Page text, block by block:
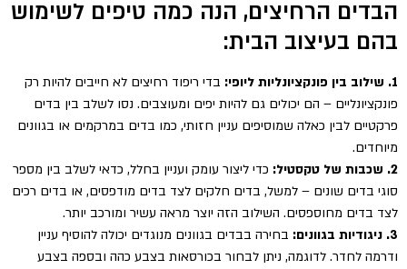
הבדים הרחיצים, הנה כמה טיפים לשימוש
בהם בעיצוב הבית:
1. שילוב בין פונקציונליות ליופי:
בדי ריפוד רחיצים לא חייבים להיות רק
פונקציונליים – הם יכולים גם להיות יפים ומעוצבים. נסו לשלב בין בדים
פרקטיים לבין כאלה שמוסיפים עניין חזותי, כמו בדים במרקמים או בגוונים
מיוחדים.
2. שכבות של טקסטיל:
כדי ליצור עומק ועניין בחלל, כדאי לשלב בין מספר
סוגי בדים שונים – למשל, בדים חלקים לצד בדים מודפסים, או בדים רכים
לצד בדים מחוספסים. השילוב הזה יוצר מראה עשיר ומורכב יותר.
3. ניגודיות בגוונים:
בחירה בבדים בגוונים מנוגדים יכולה להוסיף עניין
ודרמה לחדר. לדוגמה, ניתן לבחור בכורסאות בצבע כהה ובספה בצבע